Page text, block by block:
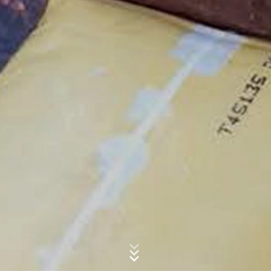
IP anonimizacija
Aktivirali smo funkciju IP anonimizacije na ovom web
sajtu. Google skraćuje vašu IP adresu u okviru Evropske
unije ili drugih strana Sporazuma o Evropskom
ekonomskom prostoru prije slanja u Sjedinjene Države.
Puna IP adresa se šalje na Google server u SAD samo u
izuzetnim slučajevima i tamo se skraćuje. Google će
koristiti ove informacije u ime operatera ovog web sajta
za procjenu vašeg korišćenja web sajta, za sastavljanje
izvještaja o aktivnostima na web-sajtu i za pružanje
drugih usluga vezano za aktivnost web sajta i
Međutim, želimo da istaknemo da to može značiti da
nećete moći da uživate u punoj funkcionalnosti ovog
Subject*
File type: PDF